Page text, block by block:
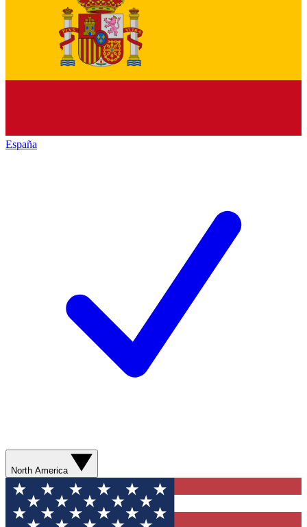
España
North America